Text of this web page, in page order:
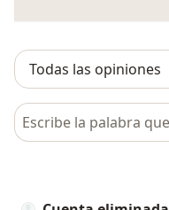
Busca en opiniones